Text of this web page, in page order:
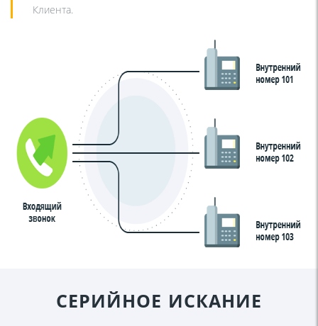
Клиента.
СЕРИЙНОЕ ИСКАНИЕ